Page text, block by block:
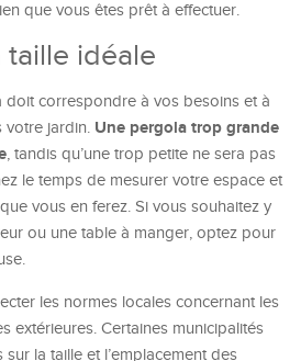
que vous êtes prêt à effectuer.
taille idéale
doit correspondre à vos besoins et à
votre jardin. Une pergola trop grande
, tandis qu’une trop petite ne sera pas
le temps de mesurer votre espace et
vous en ferez. Si vous souhaitez y
ou une table à manger, optez pour
les normes locales concernant les
extérieures. Certaines municipalités
la taille et l’emplacement des